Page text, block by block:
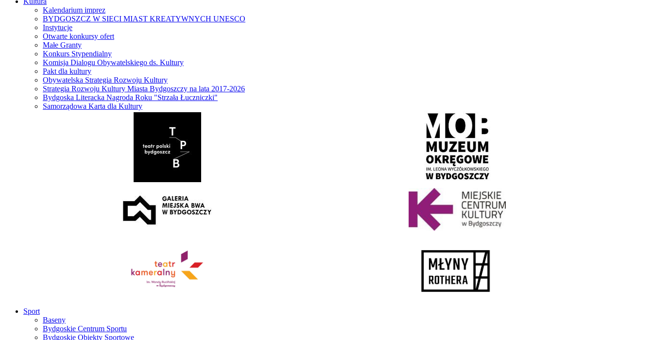
Kalendarium imprez
BYDGOSZCZ W SIECI MIAST KREATYWNYCH UNESCO
Instytucje
Otwarte konkursy ofert
Małe Granty
Konkurs Stypendialny
Komisja Dialogu Obywatelskiego ds. Kultury
Pakt dla kultury
Obywatelska Strategia Rozwoju Kultury
Strategia Rozwoju Kultury Miasta Bydgoszczy na lata 2017-2026
Bydgoska Literacka Nagroda Roku "Strzała Łuczniczki"
Samorządowa Karta dla Kultury
Sport
Baseny
Bydgoskie Centrum Sportu
Bydgoskie Obiekty Sportowe